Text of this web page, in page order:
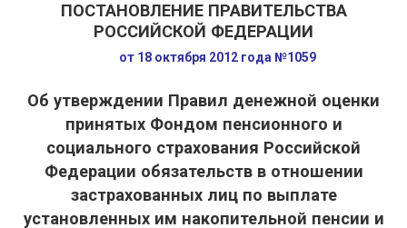
ПОСТАНОВЛЕНИЕ ПРАВИТЕЛЬСТВА
РОССИЙСКОЙ ФЕДЕРАЦИИ
от 18 октября 2012 года №1059
Об утверждении Правил денежной оценки
принятых Фондом пенсионного и
социального страхования Российской
Федерации обязательств в отношении
застрахованных лиц по выплате
установленных им накопительной пенсии и